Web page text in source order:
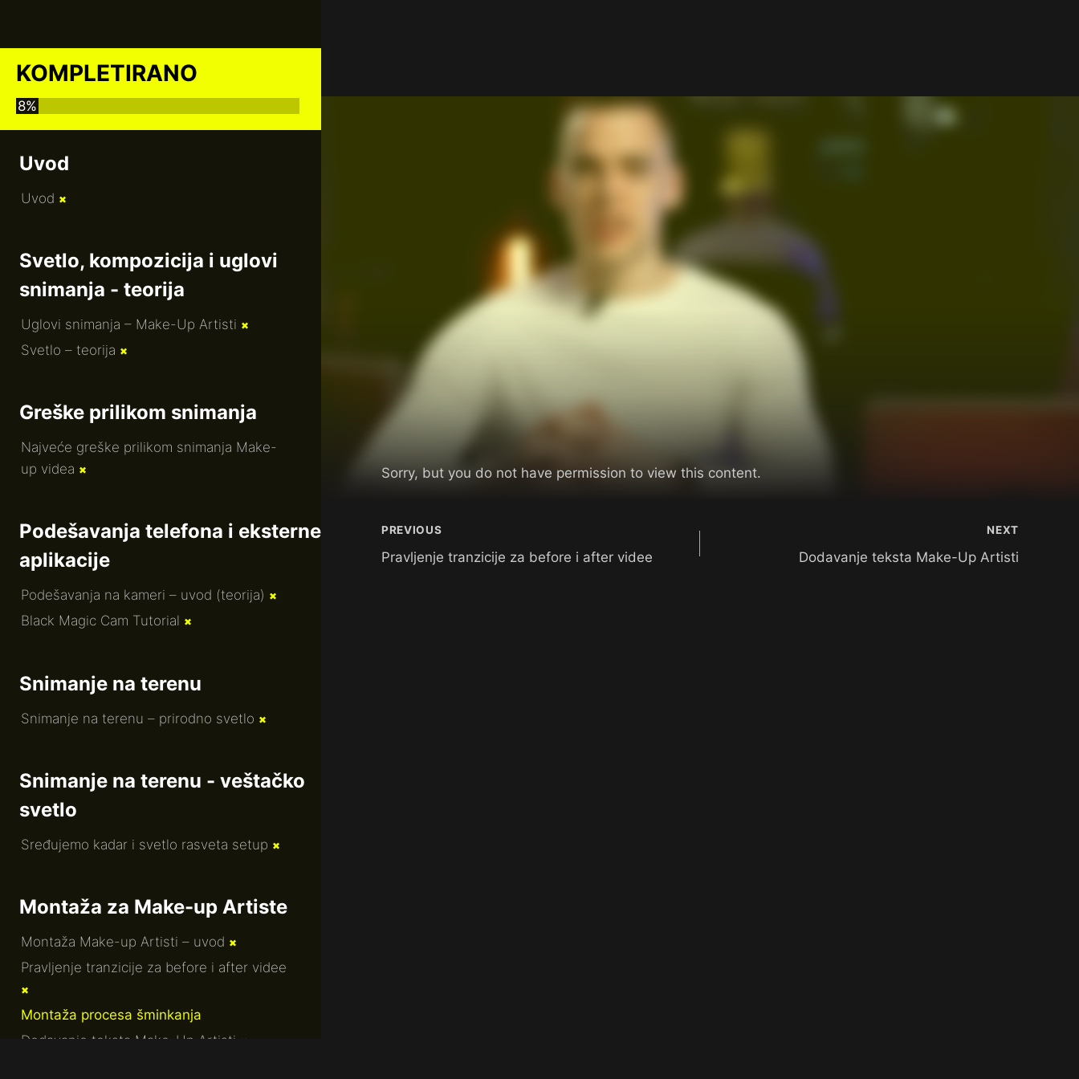
Sorry, but you do not have permission to view this content.
PREVIOUS
Pravljenje tranzicije za before i after videe
NEXT
Dodavanje teksta Make-Up Artisti
KOMPLETIRANO
8%
Uvod
Uvod ✖
Svetlo, kompozicija i uglovi
snimanja - teorija
Uglovi snimanja – Make-Up Artisti ✖
Svetlo – teorija ✖
Greške prilikom snimanja
Najveće greške prilikom snimanja Make-
up videa ✖
Podešavanja telefona i eksterne
aplikacije
Podešavanja na kameri – uvod (teorija) ✖
Black Magic Cam Tutorial ✖
Snimanje na terenu
Snimanje na terenu – prirodno svetlo ✖
Snimanje na terenu - veštačko
svetlo
Sređujemo kadar i svetlo rasveta setup ✖
Montaža za Make-up Artiste
Montaža Make-up Artisti – uvod ✖
Pravljenje tranzicije za before i after videe
✖
Montaža procesa šminkanja
Dodavanje teksta Make-Up Artisti ✖